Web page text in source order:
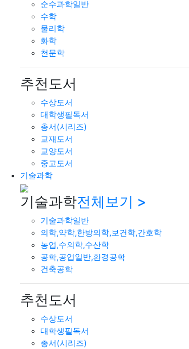
순수과학일반
수학
물리학
화학
천문학
추천도서
수상도서
대학생필독서
총서(시리즈)
교재도서
교양도서
중고도서
기술과학
기술과학전체보기 >
기술과학일반
의학,약학,한방의학,보건학,간호학
농업,수의학,수산학
공학,공업일반,환경공학
건축공학
추천도서
수상도서
대학생필독서
총서(시리즈)